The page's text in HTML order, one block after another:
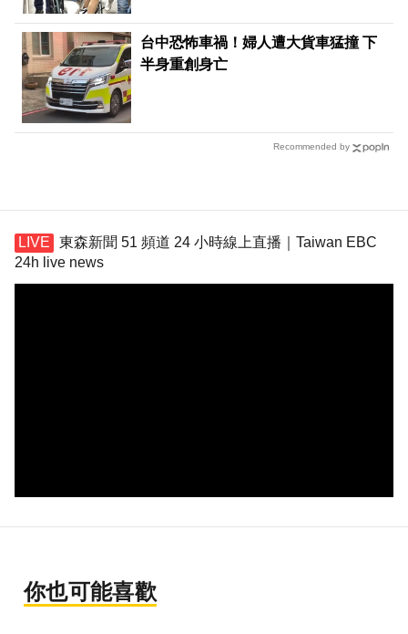
台中恐怖車禍！婦人遭大貨車猛撞 下
半身重創身亡
Recommended by
東森新聞 51 頻道 24 小時線上直播｜Taiwan EBC
24h live news
你也可能喜歡